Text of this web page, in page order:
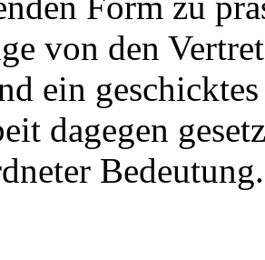
von den
ein
dagegen
Bedeutung.